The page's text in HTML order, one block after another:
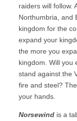
raiders will follow.
Northumbria, and
kingdom for the
expand your
the more you
kingdom. Will you
stand against the
fire and steel?
your hands.
Norsewind is a